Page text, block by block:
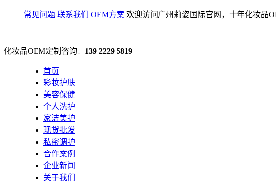
常见问题 联系我们 OEM方案 欢迎访问广州莉姿国际官网，十年化妆品
化妆品OEM定制咨询： 139 2229 5819
首页
彩妆护肤
美容保健
个人洗护
家洁美护
现货批发
私密调护
合作案例
企业新闻
关于我们